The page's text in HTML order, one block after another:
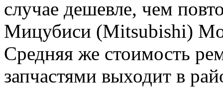
случае дешевле, чем
Мицубиси (Mitsubishi)
Средняя же стоимость
запчастями выходит в